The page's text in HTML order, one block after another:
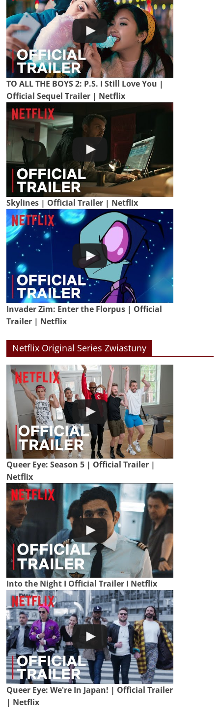
TO ALL THE BOYS 2: P.S. I Still Love You |
Official Sequel Trailer | Netflix
Skylines | Official Trailer | Netflix
Invader Zim: Enter the Florpus | Official
Trailer | Netflix
Netflix Original Series Zwiastuny
Queer Eye: Season 5 | Official Trailer |
Netflix
Into the Night I Official Trailer I Netflix
Queer Eye: We're In Japan! | Official Trailer
| Netflix